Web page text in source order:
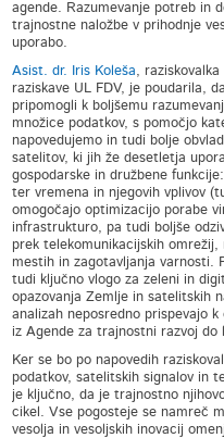
agende. Razumevanje potreb in
trajnostne naložbe v prihodnje
uporabo.
Asist. dr. Iris Koleša,
raziskave UL FDV, je poudarila,
pripomogli k boljšemu
množice podatkov, s pomočjo
napovedujemo in tudi bolje
satelitov, ki jih že desetletja
gospodarske in družbene
ter vremena in njegovih vplivov
omogočajo optimizacijo porabe
infrastrukturo, pa tudi boljše
prek telekomunikacijskih
mestih in zagotavljanja varnosti.
tudi ključno vlogo za zeleni in
opazovanja Zemlje in satelitskih
analizah neposredno prispevajo
iz Agende za trajnostni razvoj do
Ker se bo po napovedih
podatkov, satelitskih signalov in
je ključno, da je trajnostno
cikel. Vse pogosteje se namreč
vesolja in vesoljskih inovacij